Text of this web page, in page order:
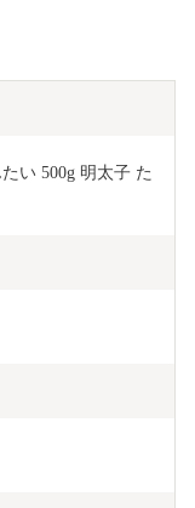
い 500g 明太子 た